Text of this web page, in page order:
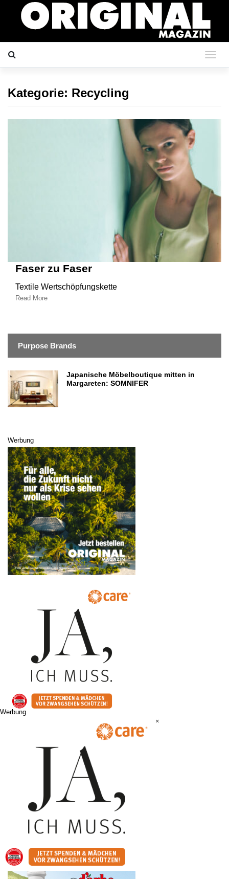
Kategorie: Recycling
Faser zu Faser
Textile Wertschöpfungskette
Read More
Purpose Brands
Japanische Möbelboutique mitten in
Margareten: SOMNIFER
Werbung
Werbung
×